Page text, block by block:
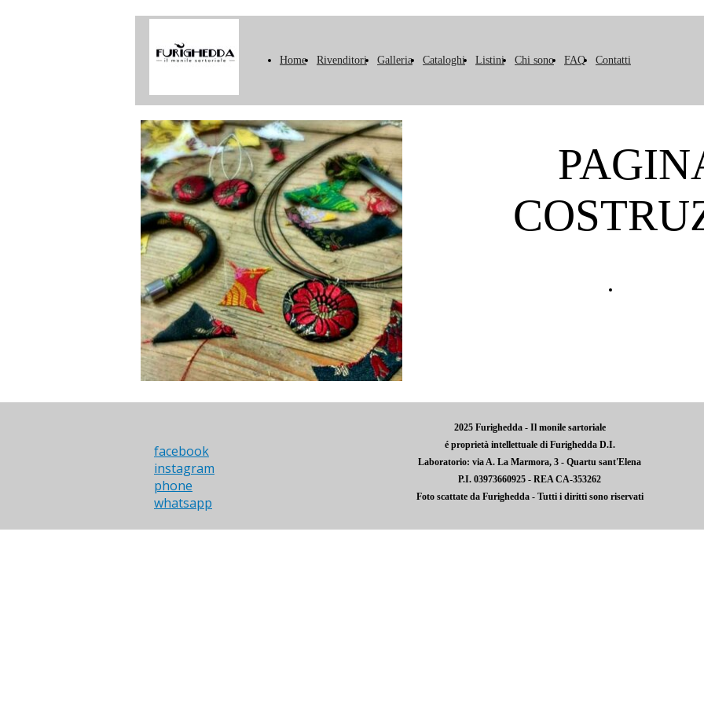
2025 Furighedda - Il monile sartoriale
é proprietà intellettuale di Furighedda D.I.
Laboratorio: via A. La Marmora, 3 - Quartu sant'Elena
P.I. 03973660925 - REA CA-353262
Foto scattate da Furighedda - Tutti i diritti sono riservati
facebook
instagram
phone
whatsapp
Home Rivenditori Galleria Cataloghi Listini Chi sono FAQ Contatti